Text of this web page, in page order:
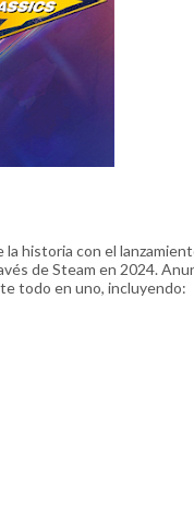
historia con el
de Steam en 2024.
todo en uno, incluyendo: